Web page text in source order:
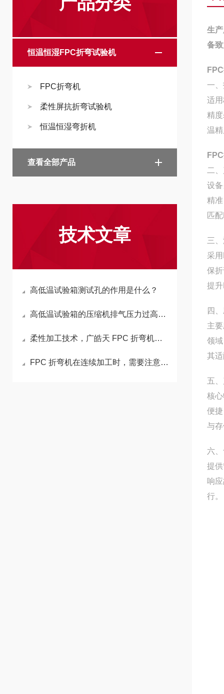
恒温恒湿FPC折弯试验机
FPC折弯机
柔性屏抗折弯试验机
恒温恒湿弯折机
查看全部产品
技术文章
高低温试验箱测试孔的作用是什么？
高低温试验箱的压缩机排气压力过高或吸气压力过低，分别代表什么系统问题？
柔性加工技术，广皓天 FPC 折弯机如何避免板材损伤？
FPC 折弯机在连续加工时，需要注意哪些事项？
生
备
一
适
精
温
二
设
精
匹
三
采
保
提
四
主
领
其
五
核
便
与
六
提
响
行。